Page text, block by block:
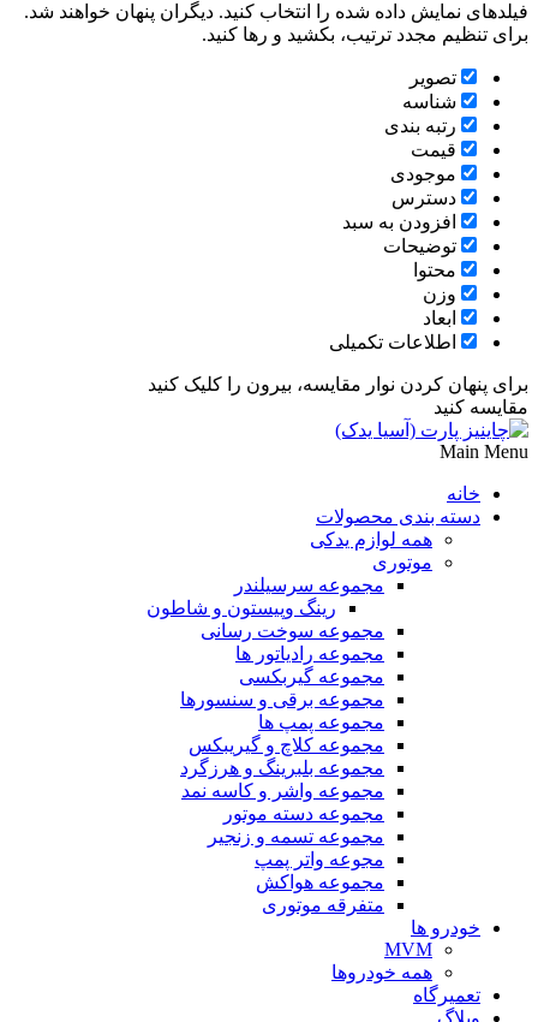
فیلدهای نمایش داده شده را انتخاب کنید. دیگران پنهان خواهند شد.
برای تنظیم مجدد ترتیب، بکشید و رها کنید.
تصویر
شناسه
رتبه بندی
قیمت
موجودی
دسترس
افزودن به سبد
توضیحات
محتوا
وزن
ابعاد
اطلاعات تکمیلی
برای پنهان کردن نوار مقایسه، بیرون را کلیک کنید
مقایسه کنید
Main Menu
خانه
دسته بندی محصولات
همه لوازم یدکی
موتوری
مجموعه سرسیلندر
رینگ وپیستون و شاطون
مجموعه سوخت رسانی
مجموعه رادیاتور ها
مجموعه گیربکسی
مجموعه برقی و سنسورها
مجموعه پمپ ها
مجموعه کلاچ و گیریبکس
مجموعه بلبرینگ و هرزگرد
مجموعه واشر و کاسه نمد
مجموعه دسته موتور
مجموعه تسمه و زنجیر
مجوعه واتر پمپ
مجموعه هواکش
متفرقه موتوری
خودرو ها
MVM
همه خودروها
تعمیرگاه